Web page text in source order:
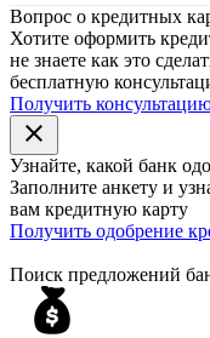
Вопрос о кредитных
Хотите оформить
не знаете как это
бесплатную
Получить
close
Узнайте, какой банк
Заполните анкету и
вам кредитную карту
Получить одобрение
Поиск предложений